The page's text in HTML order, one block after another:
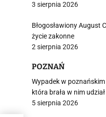
3 sierpnia 2026
Błogosławiony August
życie zakonne
2 sierpnia 2026
POZNAŃ
Wypadek w
która brała w nim udział
5 sierpnia 2026